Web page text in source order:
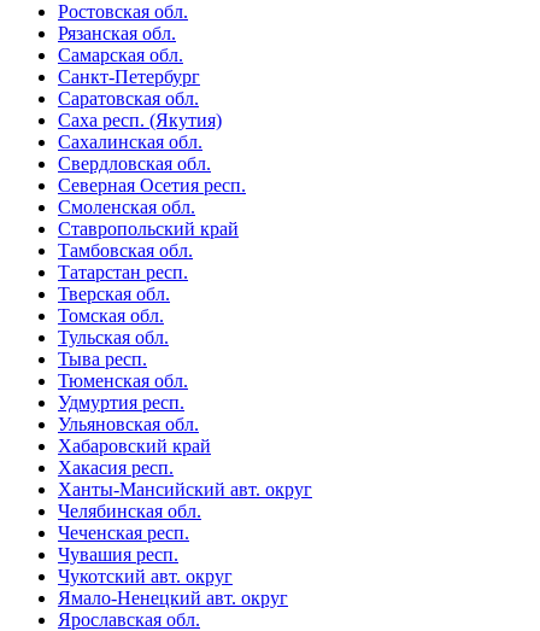
Ростовская обл.
Рязанская обл.
Самарская обл.
Санкт-Петербург
Саратовская обл.
Саха респ. (Якутия)
Сахалинская обл.
Свердловская обл.
Северная Осетия респ.
Смоленская обл.
Ставропольский край
Тамбовская обл.
Татарстан респ.
Тверская обл.
Томская обл.
Тульская обл.
Тыва респ.
Тюменская обл.
Удмуртия респ.
Ульяновская обл.
Хабаровский край
Хакасия респ.
Ханты-Мансийский авт. округ
Челябинская обл.
Чеченская респ.
Чувашия респ.
Чукотский авт. округ
Ямало-Ненецкий авт. округ
Ярославская обл.